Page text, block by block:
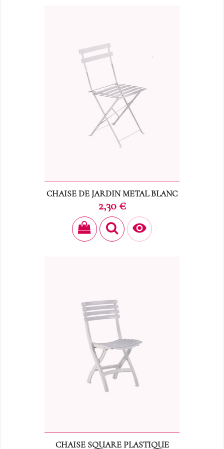
CHAISE DE JARDIN METAL BLANC
Prix
2,30 €

CHAISE SQUARE PLASTIQUE